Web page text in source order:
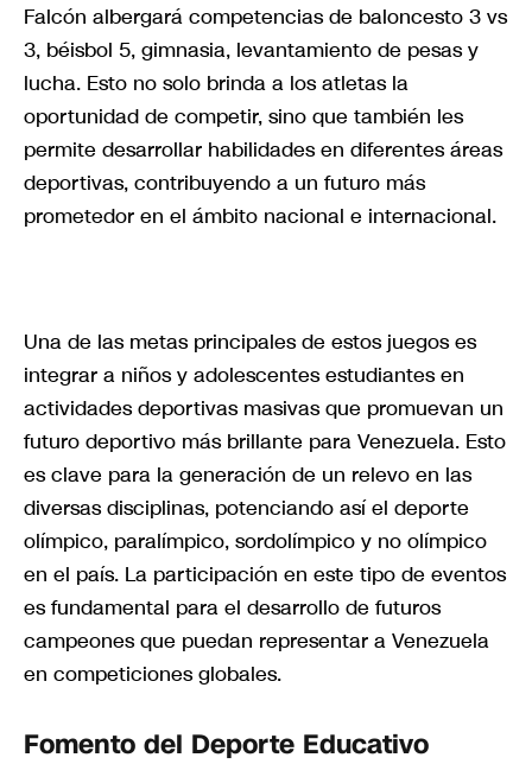
Falcón albergará competencias de baloncesto 3 vs
3, béisbol 5, gimnasia, levantamiento de pesas y
lucha. Esto no solo brinda a los atletas la
oportunidad de competir, sino que también les
permite desarrollar habilidades en diferentes áreas
deportivas, contribuyendo a un futuro más
prometedor en el ámbito nacional e internacional.
Una de las metas principales de estos juegos es
integrar a niños y adolescentes estudiantes en
actividades deportivas masivas que promuevan un
futuro deportivo más brillante para Venezuela. Esto
es clave para la generación de un relevo en las
diversas disciplinas, potenciando así el deporte
olímpico, paralímpico, sordolímpico y no olímpico
en el país. La participación en este tipo de eventos
es fundamental para el desarrollo de futuros
campeones que puedan representar a Venezuela
en competiciones globales.
Fomento del Deporte Educativo